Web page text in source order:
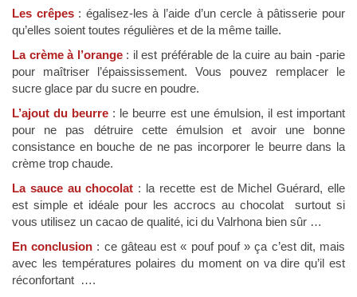
Les crêpes: égalisez-les à l’aide d’un cercle à pâtisserie pour
qu’elles soient toutes régulières et de la même taille.
La crème à l’orange: il est préférable de la cuire au bain -parie
pour maîtriser l’épaississement. Vous pouvez remplacer le
sucre glace par du sucre en poudre.
L’ajout du beurre : le beurre est une émulsion, il est important
pour ne pas détruire cette émulsion et avoir une bonne
consistance en bouche de ne pas incorporer le beurre dans la
crème trop chaude.
La sauce au chocolat : la recette est de Michel Guérard, elle
est simple et idéale pour les accrocs au chocolat surtout si
vous utilisez un cacao de qualité, ici du Valrhona bien sûr …
En conclusion : ce gâteau est « pouf pouf » ça c’est dit, mais
avec les températures polaires du moment on va dire qu’il est
réconfortant ….